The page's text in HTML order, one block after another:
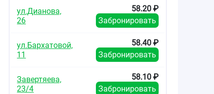
ул.Дианова,
26
58.20 ₽
Забронировать
ул.Бархатовой,
11
58.40 ₽
Забронировать
Завертяева,
23/4
58.10 ₽
Забронировать